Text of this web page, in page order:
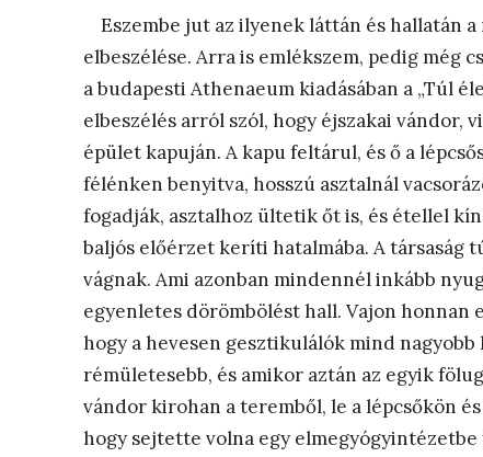
Eszembe jut az ilyenek láttán és hallatán
elbeszélése. Arra is emlékszem, pedig még
a budapesti Athenaeum kiadásában a „Túl
elbeszélés arról szól, hogy éjszakai vándor,
épület kapuján. A kapu feltárul, és ő a
félénken benyitva, hosszú asztalnál
fogadják, asztalhoz ültetik őt is, és étellel
baljós előérzet keríti hatalmába. A társaság
vágnak. Ami azonban mindennél inkább
egyenletes dörömbölést hall. Vajon honnan
hogy a hevesen gesztikulálók mind
rémületesebb, és amikor aztán az egyik
vándor kirohan a teremből, le a lépcsőkön
hogy sejtette volna egy